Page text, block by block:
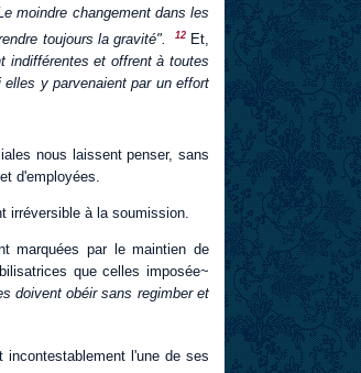
moindre changement dans les
toujours la gravité".
12
Et,
indifférentes et offrent à toutes
y parvenaient par un effort
nous laissent penser, sans
d'employées.
irréversible à la soumission.
marquées par le maintien de
que celles imposée~
doivent obéir sans regimber et
l'une de ses